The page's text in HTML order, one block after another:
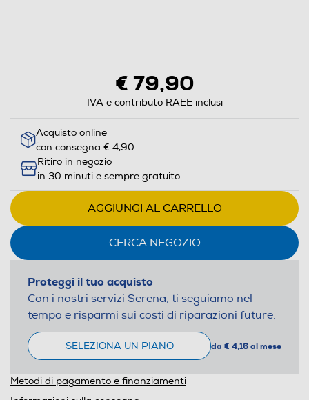
€ 79,90
IVA e contributo RAEE inclusi
Acquisto online
con consegna € 4,90
Ritiro in negozio
in 30 minuti e sempre gratuito
AGGIUNGI AL CARRELLO
CERCA NEGOZIO
Proteggi il tuo acquisto
Con i nostri servizi Serena, ti seguiamo nel
tempo e risparmi sui costi di riparazioni future.
SELEZIONA UN PIANO da € 4,16 al mese
Metodi di pagamento e finanziamenti